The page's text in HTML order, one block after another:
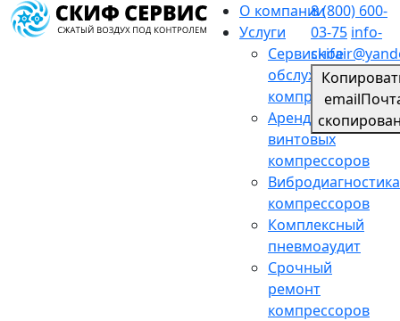
О компании
Услуги
Сервисное
обслуживание
компрессоров
Аренда
винтовых
компрессоров
Вибродиагностика
компрессоров
Комплексный
пневмоаудит
Срочный
ремонт
компрессоров
8 (800) 600-
03-75 info-
email